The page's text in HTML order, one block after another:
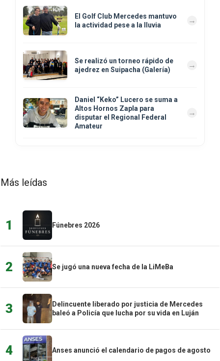
El Golf Club Mercedes mantuvo
la actividad pese a la lluvia
Se realizó un torneo rápido de
ajedrez en Suipacha (Galería)
Daniel “Keko” Lucero se suma a
Altos Hornos Zapla para
disputar el Regional Federal
Amateur
Más leídas
1 Fúnebres 2026
2 Se jugó una nueva fecha de la LiMeBa
3
Delincuente liberado por justicia de Mercedes
baleó a Policía que lucha por su vida en Luján
4 Anses anunció el calendario de pagos de agosto